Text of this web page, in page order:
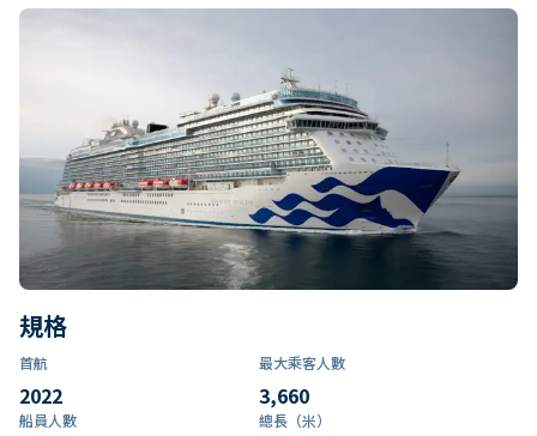
規格
首航
2022
最大乘客人數
3,660
船員人數 總長（米）